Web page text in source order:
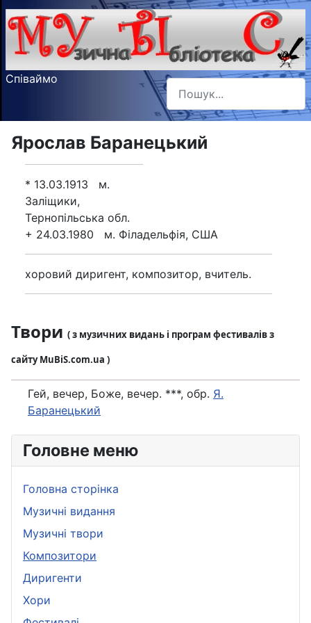
Співаймо Пошук
Type 2 or more characters
Головне меню
Головна сторінка
Музичні видання
Музичні твори
Композитори
Диригенти
Хори
Ярослав Баранецький
* 13.03.1913 м.
Заліщики,
Тернопільська обл.
+ 24.03.1980 м. Філадельфія, США
хоровий диригент, композитор, вчитель.
Твори ( з музичних видань і програм фестивалів з
сайту MuBiS.com.ua )
Гей, вечер, Боже, вечер. ***, обр. Я.
Баранецький